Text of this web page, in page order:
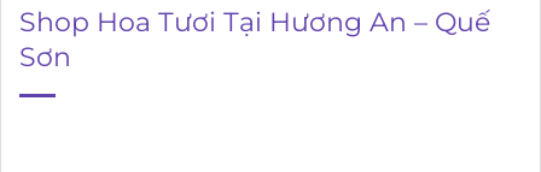
Shop Hoa Tươi Tại Hương An – Quế
Sơn